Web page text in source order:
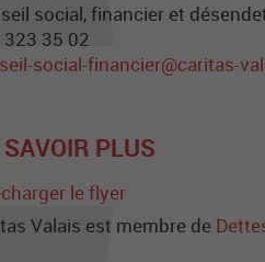
social, financier et
323 35 02
social-financier@caritas-
PLUS
le flyer
Valais est membre de